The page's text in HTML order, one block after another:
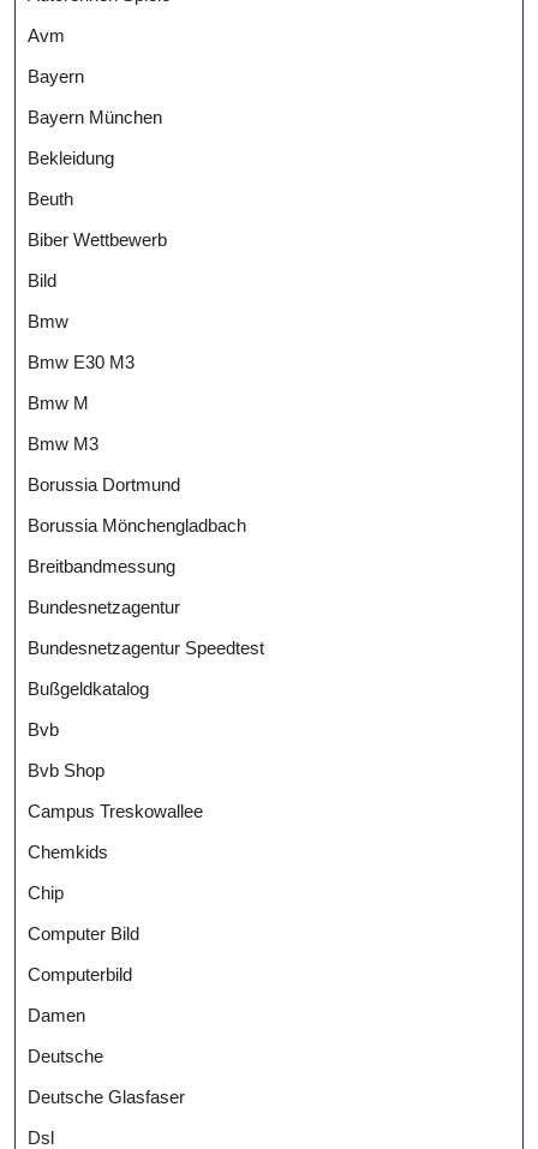
Avm
Bayern
Bayern München
Bekleidung
Beuth
Biber Wettbewerb
Bild
Bmw
Bmw E30 M3
Bmw M
Bmw M3
Borussia Dortmund
Borussia Mönchengladbach
Breitbandmessung
Bundesnetzagentur
Bundesnetzagentur Speedtest
Bußgeldkatalog
Bvb
Bvb Shop
Campus Treskowallee
Chemkids
Chip
Computer Bild
Computerbild
Damen
Deutsche
Deutsche Glasfaser
Dsl